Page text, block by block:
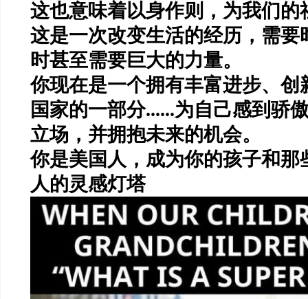
这也意味着以身作则，为我们的
这是一次改变生活的经历，需要
时甚至需要巨大的力量。
你现在是一个拥有丰富进步、创
国家的一部分......为自己感到骄
立场，并拥抱未来的机会。
你是美国人， 成为你的孩子和那
人的灵感灯塔